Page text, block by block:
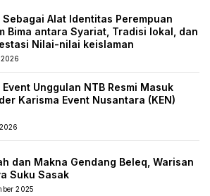
Sebagai Alat Identitas Perempuan
Bima antara Syariat, Tradisi lokal, dan
Nilai-nilai keislaman
Event Unggulan NTB Resmi Masuk
Karisma Event Nusantara (KEN)
dan Makna Gendang Beleq, Warisan
Suku Sasak
2025